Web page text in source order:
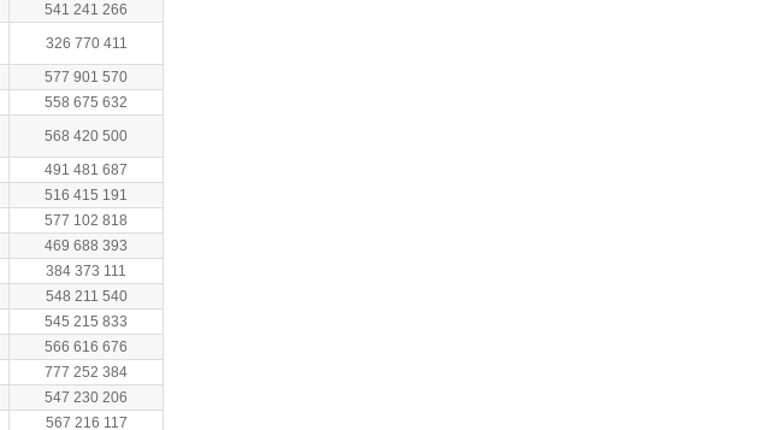
541 241 266
326 770 411
577 901 570
558 675 632
568 420 500
491 481 687
516 415 191
577 102 818
469 688 393
384 373 111
548 211 540
545 215 833
566 616 676
777 252 384
547 230 206
567 216 117